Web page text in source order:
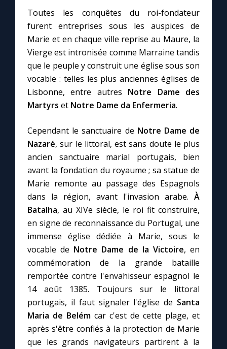
Une Minute avec Marie
Une neuvaine
À la une
1000 Raisons de Croire
Contact
Faire un don
Marie de Nazareth
Toutes les conquêtes du roi-fondateur
furent entreprises sous les auspices de
Marie et en chaque ville reprise au Maure, la
Vierge est intronisée comme Marraine tandis
que le peuple y construit une église sous son
vocable : telles les plus anciennes églises de
Lisbonne, entre autres Notre Dame des
Martyrs et Notre Dame da Enfermeria.
Cependant le sanctuaire de Notre Dame de
Nazaré, sur le littoral, est sans doute le plus
ancien sanctuaire marial portugais, bien
avant la fondation du royaume ; sa statue de
Marie remonte au passage des Espagnols
dans la région, avant l'invasion arabe. À
Batalha, au XIVe siècle, le roi fit construire,
en signe de reconnaissance du Portugal, une
immense église dédiée à Marie, sous le
vocable de Notre Dame de la Victoire, en
commémoration de la grande bataille
remportée contre l'envahisseur espagnol le
14 août 1385. Toujours sur le littoral
portugais, il faut signaler l'église de Santa
Maria de Belém car c'est de cette plage, et
après s'être confiés à la protection de Marie
que les grands navigateurs partirent à la